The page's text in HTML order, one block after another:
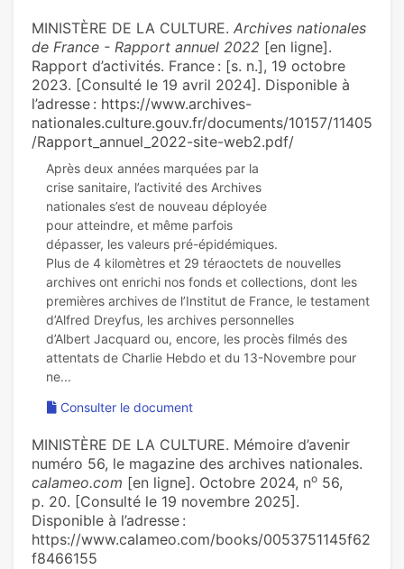
MINISTÈRE DE LA CULTURE. Archives nationales
de France - Rapport annuel 2022 [en ligne].
Rapport d’activités. France : [s. n.], 19 octobre
2023. [Consulté le 19 avril 2024]. Disponible à
l’adresse : https://www.archives-
nationales.culture.gouv.fr/documents/10157/11405
/Rapport_annuel_2022-site-web2.pdf/
Après deux années marquées par la
crise sanitaire, l’activité des Archives
nationales s’est de nouveau déployée
pour atteindre, et même parfois
dépasser, les valeurs pré-épidémiques.
Plus de 4 kilomètres et 29 téraoctets de nouvelles
archives ont enrichi nos fonds et collections, dont les
premières archives de l’Institut de France, le testament
d’Alfred Dreyfus, les archives personnelles
d’Albert Jacquard ou, encore, les procès filmés des
attentats de Charlie Hebdo et du 13-Novembre pour
Consulter le document
MINISTÈRE DE LA CULTURE. Mémoire d’avenir
numéro 56, le magazine des archives nationales.
calameo.com [en ligne]. Octobre 2024, no 56,
p. 20. [Consulté le 19 novembre 2025].
Disponible à l’adresse :
https://www.calameo.com/books/0053751145f62
f8466155